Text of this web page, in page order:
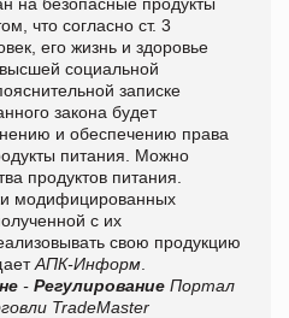
что согласно ст. 3
его жизнь и здоровье
социальной
записке
закона будет
и обеспечению права
питания. Можно
продуктов питания.
модифицированных
с их
свою продукцию
АПК-Информ
- Регулирование Портал
TradeMaster